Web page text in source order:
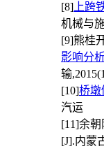
[8] 上跨
机械与
[9]熊桂
影响分
输
[10]桥墩
汽运
[11]余朝
[J].内蒙